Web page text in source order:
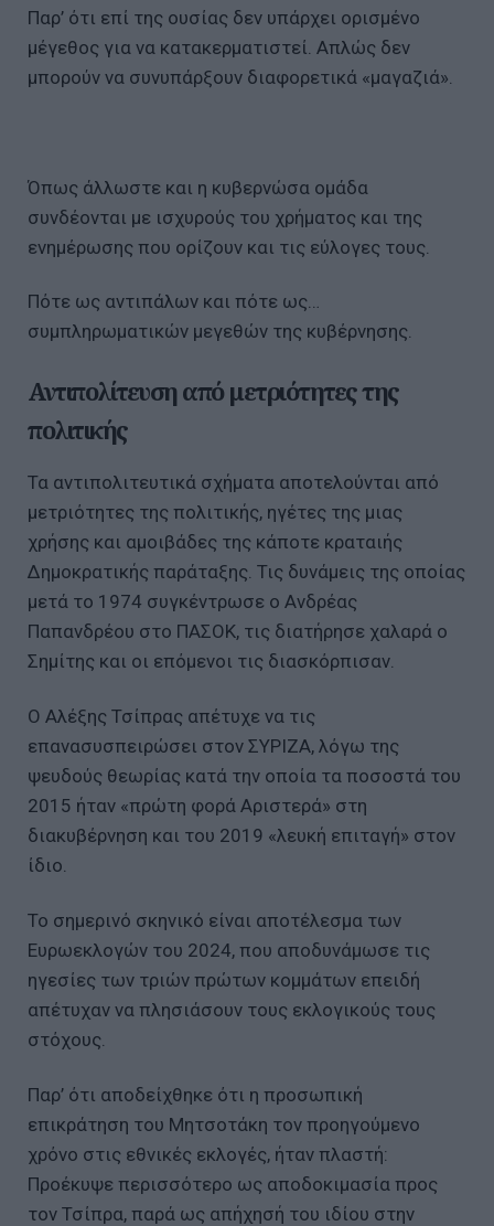
Παρ’ ότι επί της ουσίας δεν υπάρχει ορισμένο
μέγεθος για να κατακερματιστεί. Απλώς δεν
μπορούν να συνυπάρξουν διαφορετικά «μαγαζιά».
Όπως άλλωστε και η κυβερνώσα ομάδα
συνδέονται με ισχυρούς του χρήματος και της
ενημέρωσης που ορίζουν και τις εύλογες τους.
Πότε ως αντιπάλων και πότε ως…
συμπληρωματικών μεγεθών της κυβέρνησης.
Αντιπολίτευση από μετριότητες της
πολιτικής
Τα αντιπολιτευτικά σχήματα αποτελούνται από
μετριότητες της πολιτικής, ηγέτες της μιας
χρήσης και αμοιβάδες της κάποτε κραταιής
Δημοκρατικής παράταξης. Τις δυνάμεις της οποίας
μετά το 1974 συγκέντρωσε ο Ανδρέας
Παπανδρέου στο ΠΑΣΟΚ, τις διατήρησε χαλαρά ο
Σημίτης και οι επόμενοι τις διασκόρπισαν.
Ο Αλέξης Τσίπρας απέτυχε να τις
επανασυσπειρώσει στον ΣΥΡΙΖΑ, λόγω της
ψευδούς θεωρίας κατά την οποία τα ποσοστά του
2015 ήταν «πρώτη φορά Αριστερά» στη
διακυβέρνηση και του 2019 «λευκή επιταγή» στον
ίδιο.
Το σημερινό σκηνικό είναι αποτέλεσμα των
Ευρωεκλογών του 2024, που αποδυνάμωσε τις
ηγεσίες των τριών πρώτων κομμάτων επειδή
απέτυχαν να πλησιάσουν τους εκλογικούς τους
στόχους.
Παρ’ ότι αποδείχθηκε ότι η προσωπική
επικράτηση του Μητσοτάκη τον προηγούμενο
χρόνο στις εθνικές εκλογές, ήταν πλαστή:
Προέκυψε περισσότερο ως αποδοκιμασία προς
τον Τσίπρα, παρά ως απήχησή του ιδίου στην